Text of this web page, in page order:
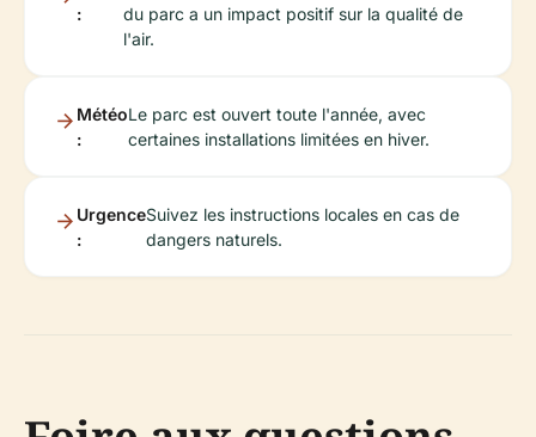
:
du parc a un impact positif sur la qualité de
l'air.
Météo
:
Le parc est ouvert toute l'année, avec
certaines installations limitées en hiver.
Urgence
:
Suivez les instructions locales en cas de
dangers naturels.